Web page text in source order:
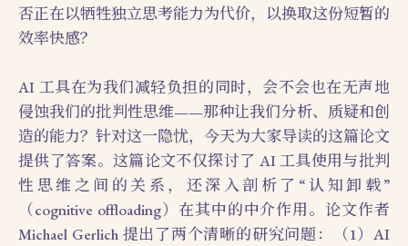
否正在以牺牲独立思考能力为代价，以换取这份短暂的
效率快感？
AI 工具在为我们减轻负担的同时，会不会也在无声地
侵蚀我们的批判性思维——那种让我们分析、质疑和创
造的能力？针对这一隐忧，今天为大家导读的这篇论文
提供了答案。这篇论文不仅探讨了 AI 工具使用与批判
性思维之间的关系，还深入剖析了“认知卸载”
（cognitive offloading）在其中的中介作用。论文作者
Michael Gerlich 提出了两个清晰的研究问题：（1）AI